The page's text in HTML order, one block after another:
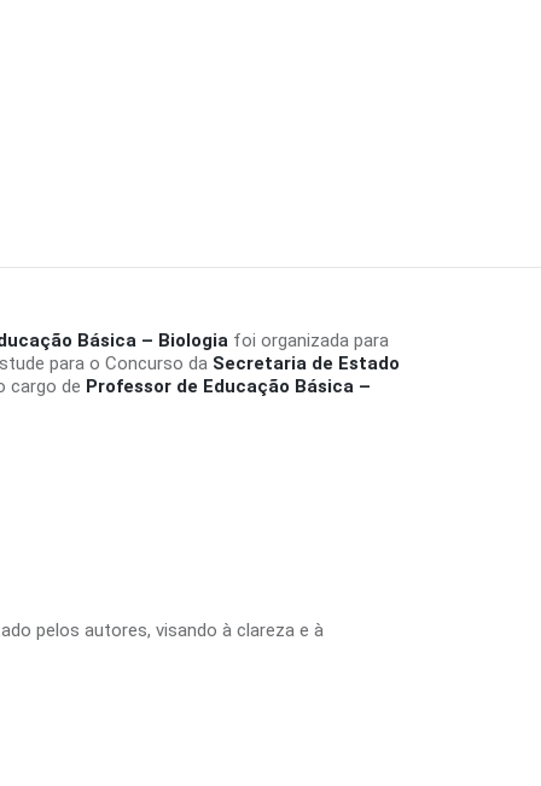
Básica – Biologia foi organizada para
para o Concurso da Secretaria de Estado
cargo de Professor de Educação Básica –
pelos autores, visando à clareza e à